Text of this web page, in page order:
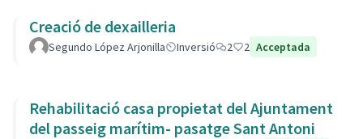
Creació de dexailleria
Segundo López Arjonilla Inversió 2 2 Acceptada
Rehabilitació casa propietat del Ajuntament
del passeig marítim- pasatge Sant Antoni